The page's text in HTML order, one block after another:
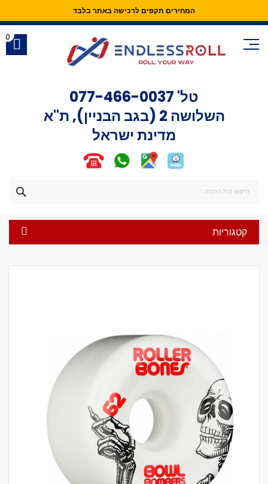
המחירים תקפים לרכישה באתר בלבד
Skip
Content
טל' 077-466-0037
השלושה 2 (בגב הבניין), ת"א
מדינת ישראל
0
קטגוריות